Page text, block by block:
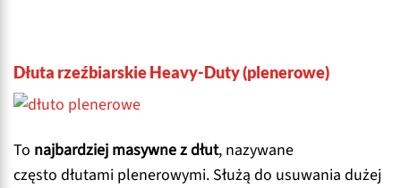
Dłuta rzeźbiarskie Heavy-Duty (plenerowe)
To najbardziej masywne z dłut, nazywane
często dłutami plenerowymi. Służą do usuwania dużej